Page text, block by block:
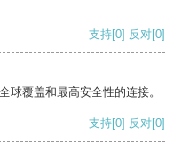
支持[0] 反对[0]
球覆盖和最高安全性的连接。
支持[0] 反对[0]